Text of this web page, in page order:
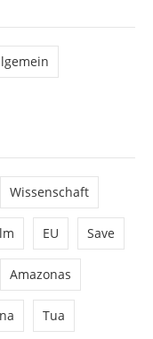
Wissenschaft
EU Save
Amazonas
Tua